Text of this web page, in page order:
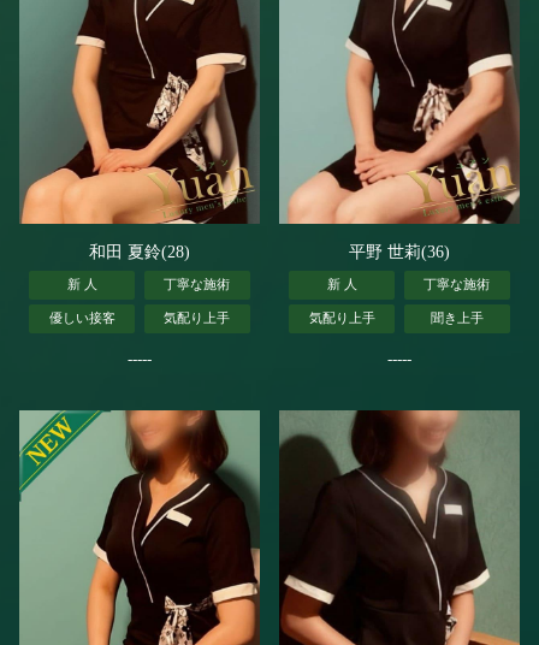
和田 夏鈴(28)
新 人 丁寧な施術
優しい接客 気配り上手
-----
平野 世莉(36)
新 人 丁寧な施術
気配り上手 聞き上手
-----